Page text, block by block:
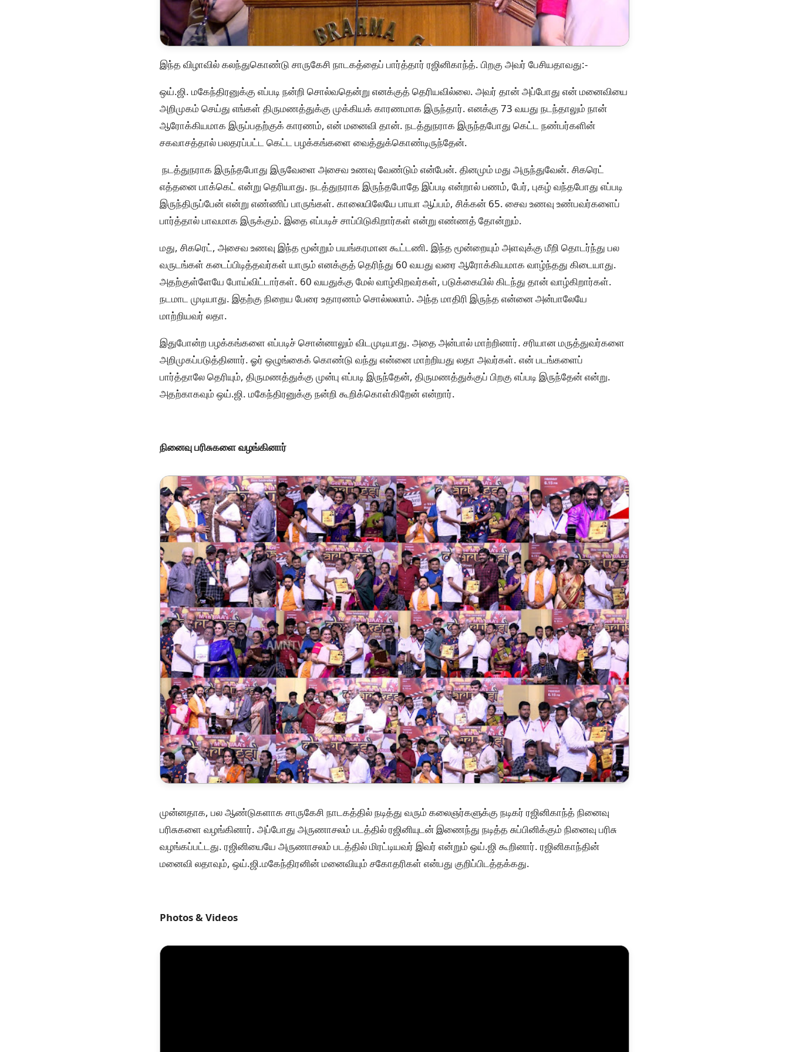
இந்த விழாவில் கலந்துகொண்டு சாருகேசி நாடகத்தைப் பார்த்தார் ரஜினிகாந்த். பிறகு அவர் பேசியதாவது:-
ஒய்.ஜி. மகேந்திரனுக்கு எப்படி நன்றி சொல்வதென்று எனக்குத் தெரியவில்லை. அவர் தான் அப்போது என் மனைவியை
அறிமுகம் செய்து எங்கள் திருமணத்துக்கு முக்கியக் காரணமாக இருந்தார். எனக்கு 73 வயது நடந்தாலும் நான்
ஆரோக்கியமாக இருப்பதற்குக் காரணம், என் மனைவி தான். நடத்துநராக இருந்தபோது கெட்ட நண்பர்களின்
சகவாசத்தால் பலதரப்பட்ட கெட்ட பழக்கங்களை வைத்துக்கொண்டிருந்தேன்.
நடத்துநராக இருந்தபோது இருவேளை அசைவ உணவு வேண்டும் என்பேன். தினமும் மது அருந்துவேன். சிகரெட்
எத்தனை பாக்கெட் என்று தெரியாது. நடத்துநராக இருந்தபோதே இப்படி என்றால் பணம், பேர், புகழ் வந்தபோது எப்படி
இருந்திருப்பேன் என்று எண்ணிப் பாருங்கள். காலையிலேயே பாயா ஆப்பம், சிக்கன் 65. சைவ உணவு உண்பவர்களைப்
பார்த்தால் பாவமாக இருக்கும். இதை எப்படிச் சாப்பிடுகிறார்கள் என்று எண்ணத் தோன்றும்.
மது, சிகரெட், அசைவ உணவு இந்த மூன்றும் பயங்கரமான கூட்டணி. இந்த மூன்றையும் அளவுக்கு மீறி தொடர்ந்து பல
வருடங்கள் கடைப்பிடித்தவர்கள் யாரும் எனக்குத் தெரிந்து 60 வயது வரை ஆரோக்கியமாக வாழ்ந்தது கிடையாது.
அதற்குள்ளேயே போய்விட்டார்கள். 60 வயதுக்கு மேல் வாழ்கிறவர்கள், படுக்கையில் கிடந்து தான் வாழ்கிறார்கள்.
நடமாட முடியாது. இதற்கு நிறைய பேரை உதாரணம் சொல்லலாம். அந்த மாதிரி இருந்த என்னை அன்பாலேயே
மாற்றியவர் லதா.
இதுபோன்ற பழக்கங்களை எப்படிச் சொன்னாலும் விடமுடியாது. அதை அன்பால் மாற்றினார். சரியான மருத்துவர்களை
அறிமுகப்படுத்தினார். ஓர் ஒழுங்கைக் கொண்டு வந்து என்னை மாற்றியது லதா அவர்கள். என் படங்களைப்
பார்த்தாலே தெரியும், திருமணத்துக்கு முன்பு எப்படி இருந்தேன், திருமணத்துக்குப் பிறகு எப்படி இருந்தேன் என்று.
அதற்காகவும் ஒய்.ஜி. மகேந்திரனுக்கு நன்றி கூறிக்கொள்கிறேன் என்றார்.
நினைவு பரிசுகளை வழங்கினார்
முன்னதாக, பல ஆண்டுகளாக சாருகேசி நாடகத்தில் நடித்து வரும் கலைஞர்களுக்கு நடிகர் ரஜினிகாந்த் நினைவு
பரிசுகளை வழங்கினார். அப்போது அருணாசலம் படத்தில் ரஜினியுடன் இணைந்து நடித்த சுப்பினிக்கும் நினைவு பரிசு
வழங்கப்பட்டது. ரஜினியையே அருணாசலம் படத்தில் மிரட்டியவர் இவர் என்றும் ஒய்.ஜி கூறினார். ரஜினிகாந்தின்
மனைவி லதாவும், ஒய்.ஜி.மகேந்திரனின் மனைவியும் சகோதரிகள் என்பது குறிப்பிடத்தக்கது.
Photos & Videos